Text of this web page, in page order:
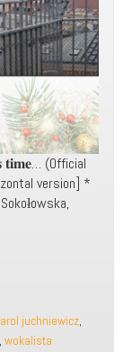
𝐭𝐢𝐦𝐞… (Official
version] *
juchniewicz,
, wokalista